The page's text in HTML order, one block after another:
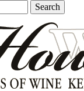
Search